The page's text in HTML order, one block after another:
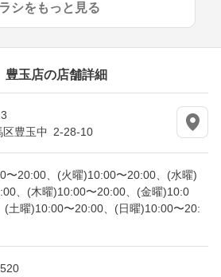
シをもっと見る
豊玉店の店舗詳細
区豊玉中 2-28-10
〜20:00、(火曜)10:00〜20:00、(水曜)
、(木曜)10:00〜20:00、(金曜)10:0
(土曜)10:00〜20:00、(日曜)10:00〜20: